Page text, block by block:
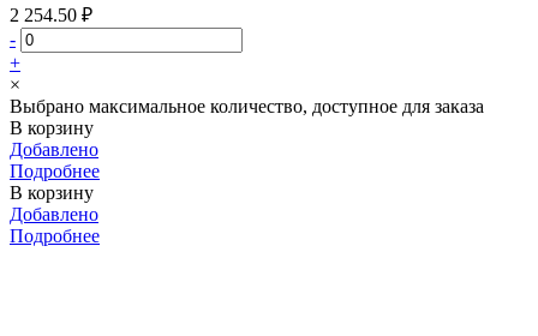
2 254.50 ₽
-
+
×
Выбрано максимальное количество, доступное для заказа
В корзину
Добавлено
Подробнее
В корзину
Добавлено
Подробнее